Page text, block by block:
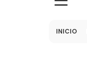
INICIO